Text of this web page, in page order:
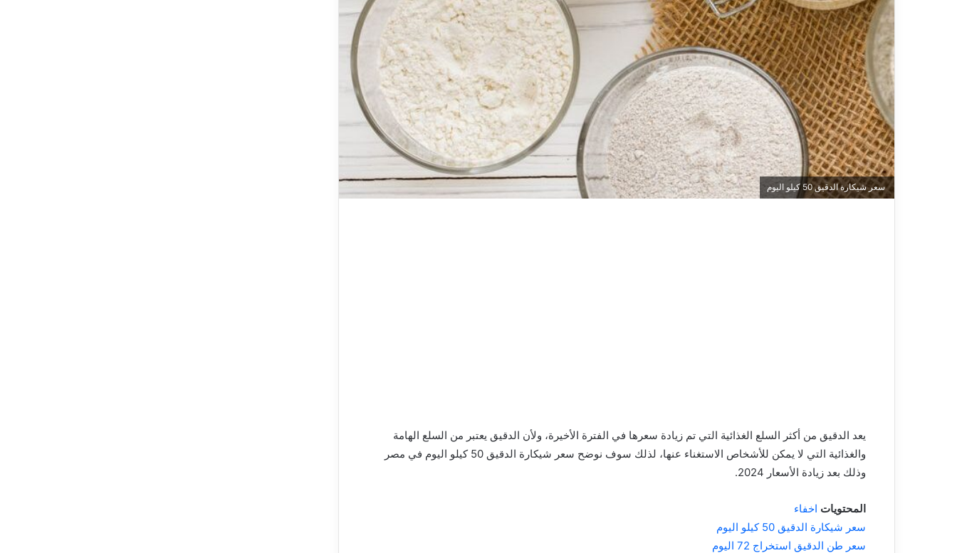
سعر شيكارة الدقيق 50 كيلو اليوم
يعد الدقيق من أكثر السلع الغذائية التي تم زيادة سعرها في الفترة الأخيرة، ولأن الدقيق يعتبر من السلع الهامة
والغذائية التي لا يمكن للأشخاص الاستغناء عنها، لذلك سوف نوضح سعر شيكارة الدقيق 50 كيلو اليوم في مصر
وذلك بعد زيادة الأسعار 2024.
المحتويات اخفاء
سعر شيكارة الدقيق 50 كيلو اليوم
سعر طن الدقيق استخراج 72 اليوم